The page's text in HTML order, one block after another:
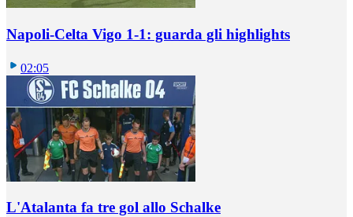
Napoli-Celta Vigo 1-1: guarda gli highlights
02:05
L'Atalanta fa tre gol allo Schalke